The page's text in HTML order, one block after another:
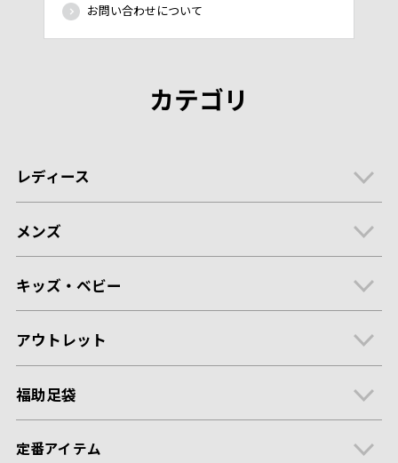
お問い合わせについて
カテゴリ
レディース
メンズ
キッズ・ベビー
アウトレット
福助足袋
定番アイテム